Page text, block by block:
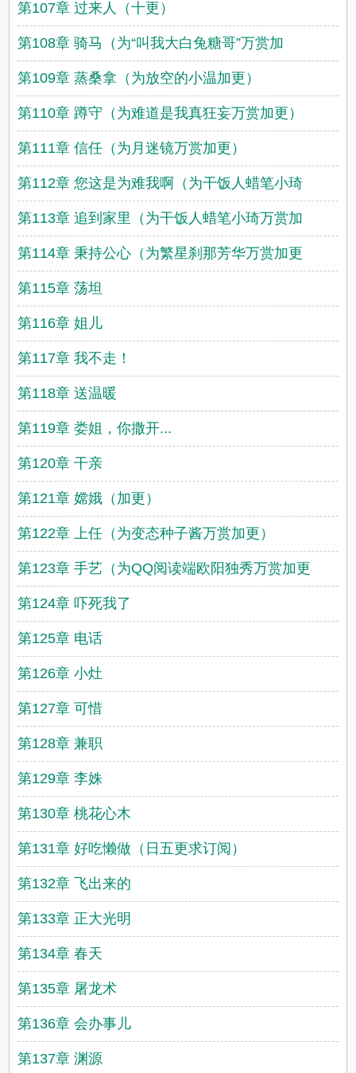
第107章 过来人（十更）
第108章 骑马（为“叫我大白兔糖哥”万赏加
第109章 蒸桑拿（为放空的小温加更）
第110章 蹲守（为难道是我真狂妄万赏加更）
第111章 信任（为月迷镜万赏加更）
第112章 您这是为难我啊（为干饭人蜡笔小琦
第113章 追到家里（为干饭人蜡笔小琦万赏加
第114章 秉持公心（为繁星刹那芳华万赏加更
第115章 荡坦
第116章 姐儿
第117章 我不走！
第118章 送温暖
第119章 娄姐，你撒开...
第120章 干亲
第121章 嫦娥（加更）
第122章 上任（为变态种子酱万赏加更）
第123章 手艺（为QQ阅读端欧阳独秀万赏加更
第124章 吓死我了
第125章 电话
第126章 小灶
第127章 可惜
第128章 兼职
第129章 李姝
第130章 桃花心木
第131章 好吃懒做（日五更求订阅）
第132章 飞出来的
第133章 正大光明
第134章 春天
第135章 屠龙术
第136章 会办事儿
第137章 渊源